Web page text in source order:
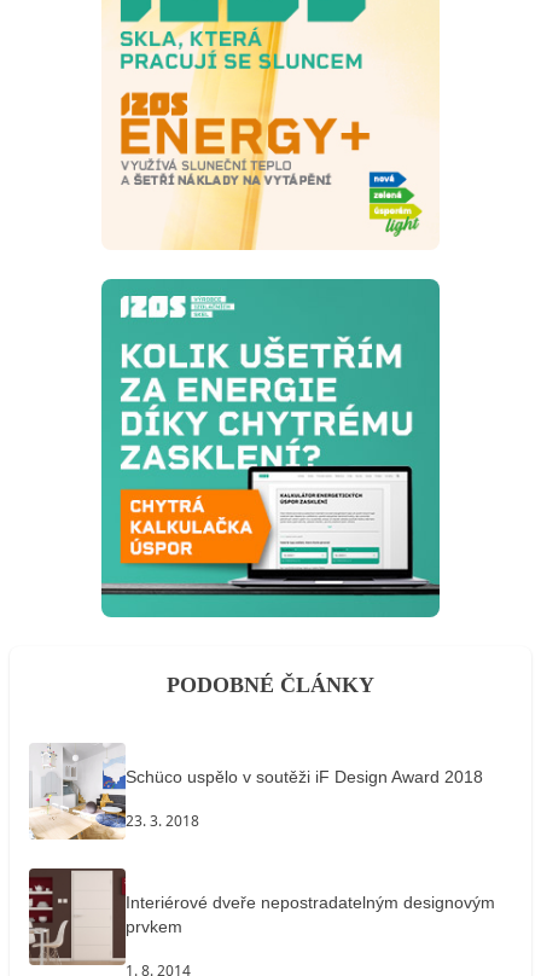
PODOBNÉ ČLÁNKY
Schüco uspělo v soutěži iF Design Award 2018
23. 3. 2018
Interiérové dveře nepostradatelným designovým
prvkem
1. 8. 2014